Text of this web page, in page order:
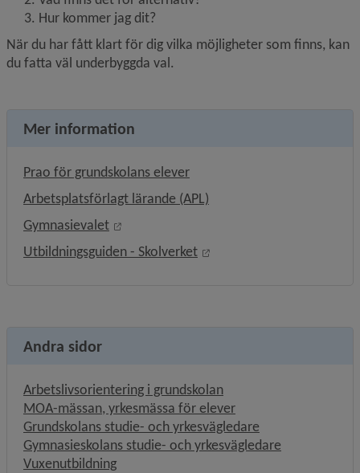
Hur kommer jag dit?
När du har fått klart för dig vilka möjligheter som finns, kan
du fatta väl underbyggda val.
Mer information
Prao för grundskolans elever
Arbetsplatsförlagt lärande (APL)
Gymnasievalet
Länk till annan webbplats, öppnas i nytt
Utbildningsguiden - Skolverket
Länk till annan
Andra sidor
Arbetslivsorientering i grundskolan
MOA-mässan, yrkesmässa för elever
Grundskolans studie- och yrkesvägledare
Gymnasieskolans studie- och yrkesvägledare
VuxenutbildningLänk till annan webbplats.